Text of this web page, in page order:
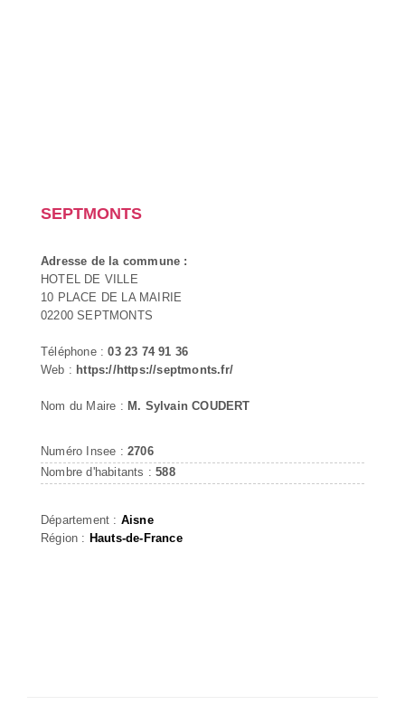
SEPTMONTS
Adresse de la commune :
HOTEL DE VILLE
10 PLACE DE LA MAIRIE
02200 SEPTMONTS
Téléphone :03 23 74 91 36
Web : https://https://septmonts.fr/
Nom du Maire : M. Sylvain COUDERT
Numéro Insee : 2706
Nombre d'habitants :588
Département : Aisne
Région : Hauts-de-France